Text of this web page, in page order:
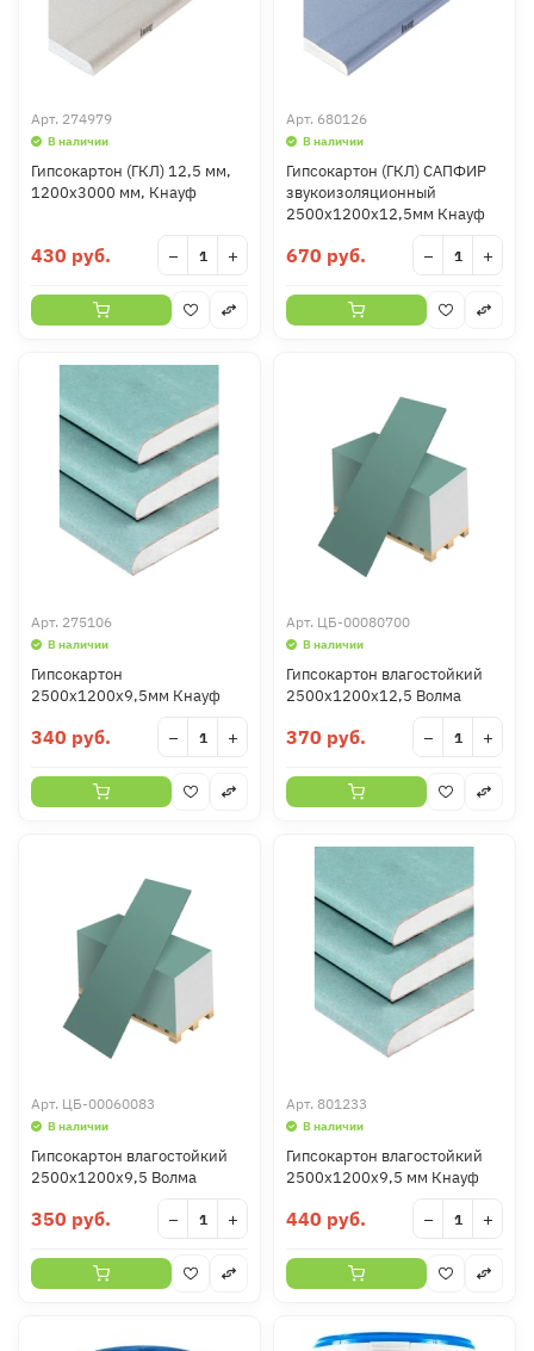
Арт. 274979
В наличии
Гипсокартон (ГКЛ) 12,5 мм,
1200х3000 мм, Кнауф
430 руб. − +
Арт. 680126
В наличии
Гипсокартон (ГКЛ) САПФИР
звукоизоляционный
2500х1200х12,5мм Кнауф
670 руб. − +
Арт. 275106
В наличии
Гипсокартон
2500х1200х9,5мм Кнауф
340 руб. − +
Арт. ЦБ-00080700
В наличии
Гипсокартон влагостойкий
2500х1200х12,5 Волма
370 руб. − +
Арт. ЦБ-00060083
В наличии
Гипсокартон влагостойкий
2500х1200х9,5 Волма
350 руб. − +
Арт. 801233
В наличии
Гипсокартон влагостойкий
2500х1200х9,5 мм Кнауф
440 руб. − +